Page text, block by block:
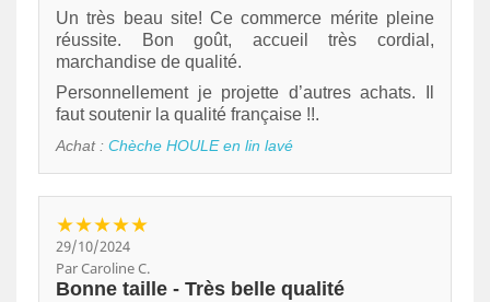
Un très beau site! Ce commerce mérite pleine
réussite. Bon goût, accueil très cordial,
marchandise de qualité.
Personnellement je projette d’autres achats. Il
faut soutenir la qualité française !!.
Achat : Chèche HOULE en lin lavé
★★★★★
29/10/2024
Par Caroline C.
Bonne taille - Très belle qualité